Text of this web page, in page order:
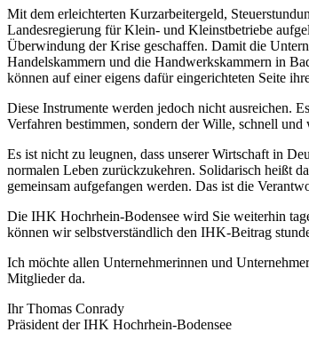
Mit dem erleichterten Kurzarbeitergeld,
Landesregierung für Klein- und Kleinstbetriebe
Überwindung der Krise geschaffen. Damit die
Handelskammern und die Handwerkskammern in
können auf einer eigens dafür eingerichteten Seite
Diese Instrumente werden jedoch nicht ausreichen.
Verfahren bestimmen, sondern der Wille, schnell
Es ist nicht zu leugnen, dass unserer Wirtschaft in
normalen Leben zurückzukehren. Solidarisch heißt
gemeinsam aufgefangen werden. Das ist die
Die IHK Hochrhein-Bodensee wird Sie weiterhin
können wir selbstverständlich den IHK-Beitrag
Ich möchte allen Unternehmerinnen und
Mitglieder da.
Ihr Thomas Conrady
Präsident der IHK Hochrhein-Bodensee